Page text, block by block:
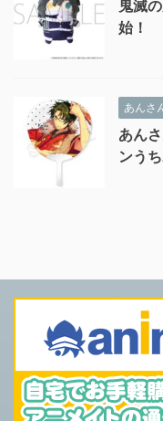
鬼滅
始！
あんさ
あん
ンう